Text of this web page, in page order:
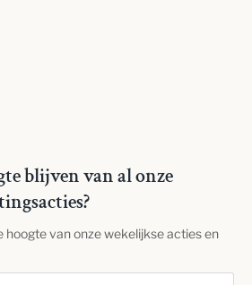
blijven van al onze
hoogte van onze wekelijkse acties en